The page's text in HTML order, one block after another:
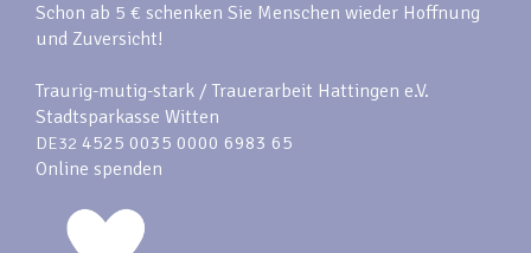
Schon ab 5 € schenken Sie Menschen wieder Hoffnung
und Zuversicht!
Traurig-mutig-stark / Trauerarbeit Hattingen e.V.
Stadtsparkasse Witten
DE32 4525 0035 0000 6983 65
Online spenden